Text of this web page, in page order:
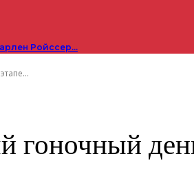
Ройссер…